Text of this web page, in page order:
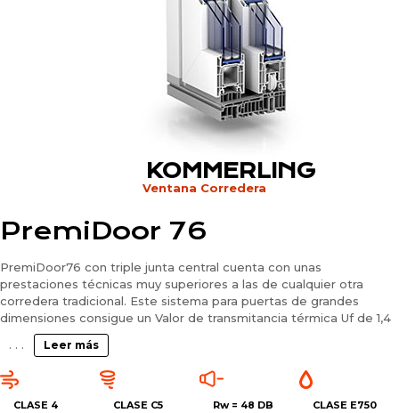
KOMMERLING
Ventana Corredera
PremiDoor 76
PremiDoor76 con triple junta central cuenta con unas
prestaciones técnicas muy superiores a las de cualquier otra
corredera tradicional. Este sistema para puertas de grandes
dimensiones consigue un Valor de transmitancia térmica Uf de 1,4
W/m2K que puede alcanzar valores desde UW= 0,73 W/m2K. Y
todo esto manteniendo su refuerzo de acero zincado que le
permite realizar cerramientos de grandes dimensiones con la
máxima resistencia y estabilidad.
. . . Leer más
CLASE 4 CLASE C5 Rw = 48 DB CLASE E750